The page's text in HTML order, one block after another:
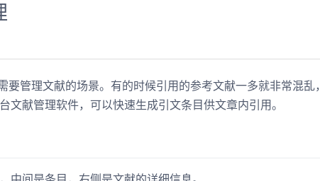
管理文献的场景。有的时候引用的参考文献一多就非常混乱，
献管理软件，可以快速生成引文条目供文章内引用。